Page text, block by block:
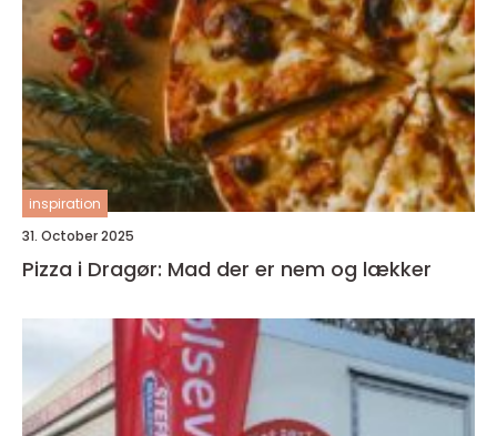
inspiration
31. October 2025
Pizza i Dragør: Mad der er nem og lækker